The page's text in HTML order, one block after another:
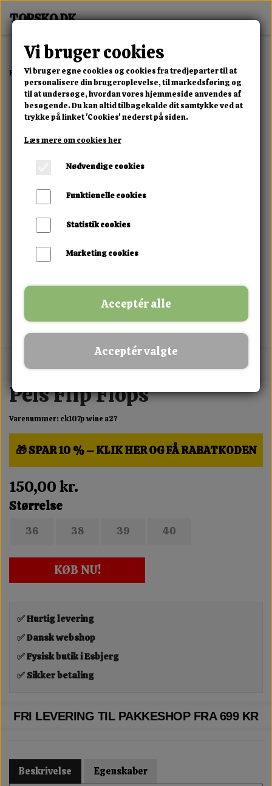
Forside Dame Alle Damesko Pels Flip Flops
MIX FRIT · KØB 3 BETAL FOR 2
Pels Flip Flops
Varenummer: ck107p wine a27
🎁 SPAR 10 % – KLIK HER OG FÅ RABATKODEN
150,00 kr.
Størrelse
36 38 39 40
KØB NU!
✅ Hurtig levering
✅ Dansk webshop
✅ Fysisk butik i Esbjerg
✅ Sikker betaling
FRI LEVERING TIL PAKKESHOP FRA 699 KR
Beskrivelse Egenskaber
Vi bruger cookies
Vi bruger egne cookies og cookies fra tredjeparter til at
personalisere din brugeroplevelse, til markedsføring og
til at undersøge, hvordan vores hjemmeside anvendes af
besøgende. Du kan altid tilbagekalde dit samtykke ved at
trykke på linket 'Cookies' nederst på siden.
Læs mere om cookies her
Nødvendige cookies
Funktionelle cookies
Statistik cookies
Marketing cookies
Acceptér alle
Acceptér valgte